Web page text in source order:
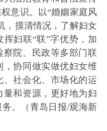
意识。以“婚姻家庭风
，摸清情况，了解妇女
妇联“联”字优势，加
院、民政等多部门联
，协同做实做优妇女维
社会化、市场化的运
和资源，更好地为妇
。（青岛日报/观海新